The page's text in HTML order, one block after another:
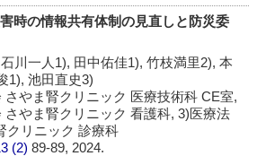
時の情報共有体制の見直しと防災委
川一人1), 田中佑佳1), 竹枝満里2), 本
1), 池田直史3)
さやま腎クリニック 医療技術科 CE室,
さやま腎クリニック 看護科, 3)医療法
クリニック 診療科
(2)89-89, 2024.